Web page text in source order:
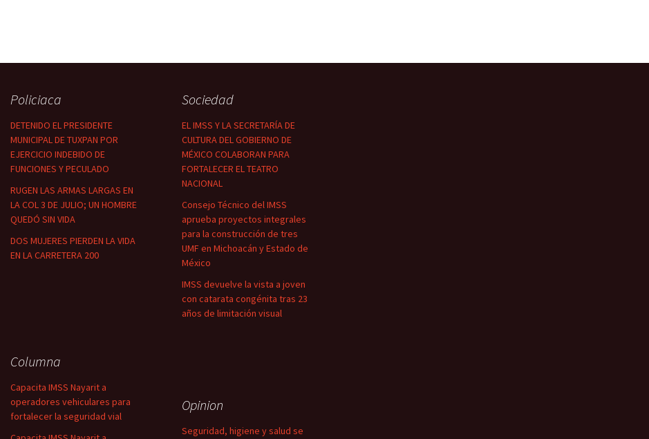
y Jalisco operativo conjunto contra el Dengue
Policiaca
DETENIDO EL PRESIDENTE
MUNICIPAL DE TUXPAN POR
EJERCICIO INDEBIDO DE
FUNCIONES Y PECULADO
RUGEN LAS ARMAS LARGAS EN
LA COL 3 DE JULIO; UN HOMBRE
QUEDÓ SIN VIDA
DOS MUJERES PIERDEN LA VIDA
EN LA CARRETERA 200
Sociedad
EL IMSS Y LA SECRETARÍA DE
CULTURA DEL GOBIERNO DE
MÉXICO COLABORAN PARA
FORTALECER EL TEATRO
NACIONAL
Consejo Técnico del IMSS
aprueba proyectos integrales
para la construcción de tres
UMF en Michoacán y Estado de
México
IMSS devuelve la vista a joven
con catarata congénita tras 23
años de limitación visual
Columna
Capacita IMSS Nayarit a
operadores vehiculares para
fortalecer la seguridad vial
Opinion
Seguridad, higiene y salud se